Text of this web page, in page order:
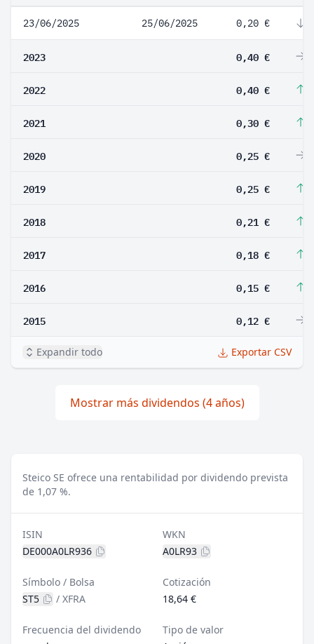
23/06/2025 25/06/2025 0,20 €
2023 0,40 €
2022 0,40 €
2021 0,30 €
2020 0,25 €
2019 0,25 €
2018 0,21 €
2017 0,18 €
2016 0,15 €
2015 0,12 €
Expandir todo Exportar CSV
Mostrar más dividendos (4 años)
Steico SE ofrece una rentabilidad por dividendo prevista
de 1,07 %.
ISIN
DE000A0LR936
WKN
A0LR93
Símbolo / Bolsa
ST5
/ XFRA
Cotización
18,64 €
Frecuencia del dividendo
Tipo de valor